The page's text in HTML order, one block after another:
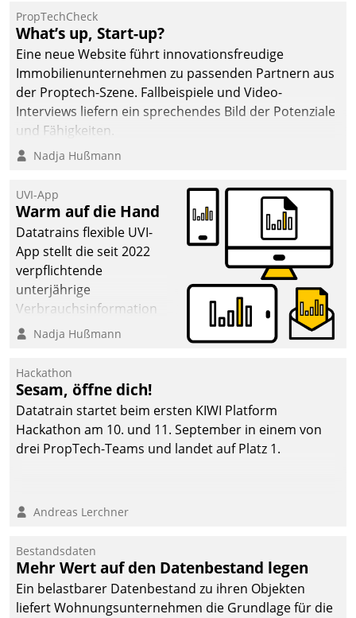
PropTechCheck
What’s up, Start-up?
Eine neue Website führt innovationsfreudige
Immobilienunternehmen zu passenden Partnern aus
der Proptech-Szene. Fallbeispiele und Video-
Interviews liefern ein sprechendes Bild der Potenziale
und Fähigkeiten.
Nadja Hußmann
UVI-App
Warm auf die Hand
Datatrains flexible UVI-
App stellt die seit 2022
verpflichtende
unterjährige
Verbrauchsinformation
schnell, zuverlässig und
Die monatlichen
Mitteilungen zum
Heizungs- und
Wasserverbrauch gehen
automatisiert, vollständig
und auf Wunsch über
Kommunikationswege bei
Nadja Hußmann
Hackathon
Sesam, öffne dich!
Datatrain startet beim ersten KIWI Platform
Hackathon am 10. und 11. September in einem von
drei PropTech-Teams und landet auf Platz 1.
Andreas Lerchner
Bestandsdaten
Mehr Wert auf den Datenbestand legen
Ein belastbarer Datenbestand zu ihren Objekten
liefert Wohnungsunternehmen die Grundlage für die